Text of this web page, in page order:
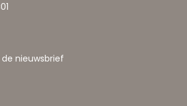
nieuwsbrief